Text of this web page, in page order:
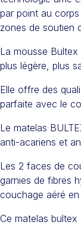
par point au
zones de soutien
La mousse
plus légère, plus
Elle offre des
parfaite avec le
Le matelas
anti-acariens et
Les 2 faces de
garnies de fibres
couchage aéré
Ce matelas